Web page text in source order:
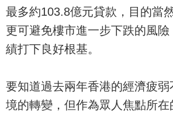
最多約103.8億元貸款，目的當
更可避免樓市進一步下跌的風
績打下良好根基。
要知道過去兩年香港的經濟疲
境的轉變，但作為眾人焦點所在